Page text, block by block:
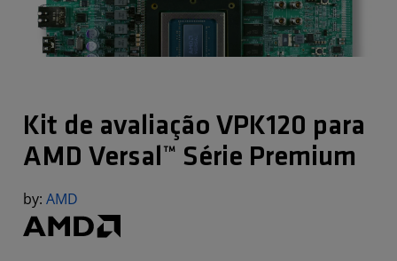
Kit de avaliação VPK120 para
AMD Versal™ Série Premium
by: AMD